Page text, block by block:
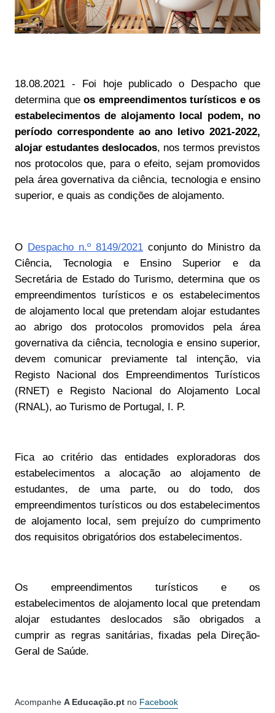
18.08.2021 - Foi hoje publicado o Despacho que
determina que os empreendimentos turísticos e os
estabelecimentos de alojamento local podem, no
período correspondente ao ano letivo 2021-2022,
alojar estudantes deslocados, nos termos previstos
nos protocolos que, para o efeito, sejam promovidos
pela área governativa da ciência, tecnologia e ensino
superior, e quais as condições de alojamento.
O Despacho n.º 8149/2021 conjunto do Ministro da
Ciência, Tecnologia e Ensino Superior e da
Secretária de Estado do Turismo,determina que os
empreendimentos turísticos e os estabelecimentos
de alojamento local que pretendam alojar estudantes
ao abrigo dos protocolos promovidos pela área
governativa da ciência, tecnologia e ensino superior,
devem comunicar previamente tal intenção, via
Registo Nacional dos Empreendimentos Turísticos
(RNET) e Registo Nacional do Alojamento Local
(RNAL), ao Turismo de Portugal, I. P.
Fica ao critério das entidades exploradoras dos
estabelecimentos a alocação ao alojamento de
estudantes, de uma parte, ou do todo, dos
empreendimentos turísticos ou dos estabelecimentos
de alojamento local, sem prejuízo do cumprimento
dos requisitos obrigatórios dos estabelecimentos.
Os empreendimentos turísticos e os
estabelecimentos de alojamento local que pretendam
alojar estudantes deslocados são obrigados a
cumprir as regras sanitárias, fixadas pela Direção-
Geral de Saúde.
Acompanhe A Educação.pt no Facebook